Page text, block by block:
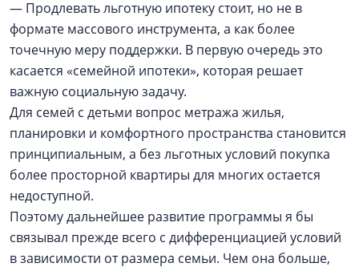
— Продлевать льготную ипотеку стоит, но не в
формате массового инструмента, а как более
точечную меру поддержки. В первую очередь это
касается «семейной ипотеки», которая решает
важную социальную задачу.
Для семей с детьми вопрос метража жилья,
планировки и комфортного пространства становится
принципиальным, а без льготных условий покупка
более просторной квартиры для многих остается
недоступной.
Поэтому дальнейшее развитие программы я бы
связывал прежде всего с дифференциацией условий
в зависимости от размера семьи. Чем она больше,